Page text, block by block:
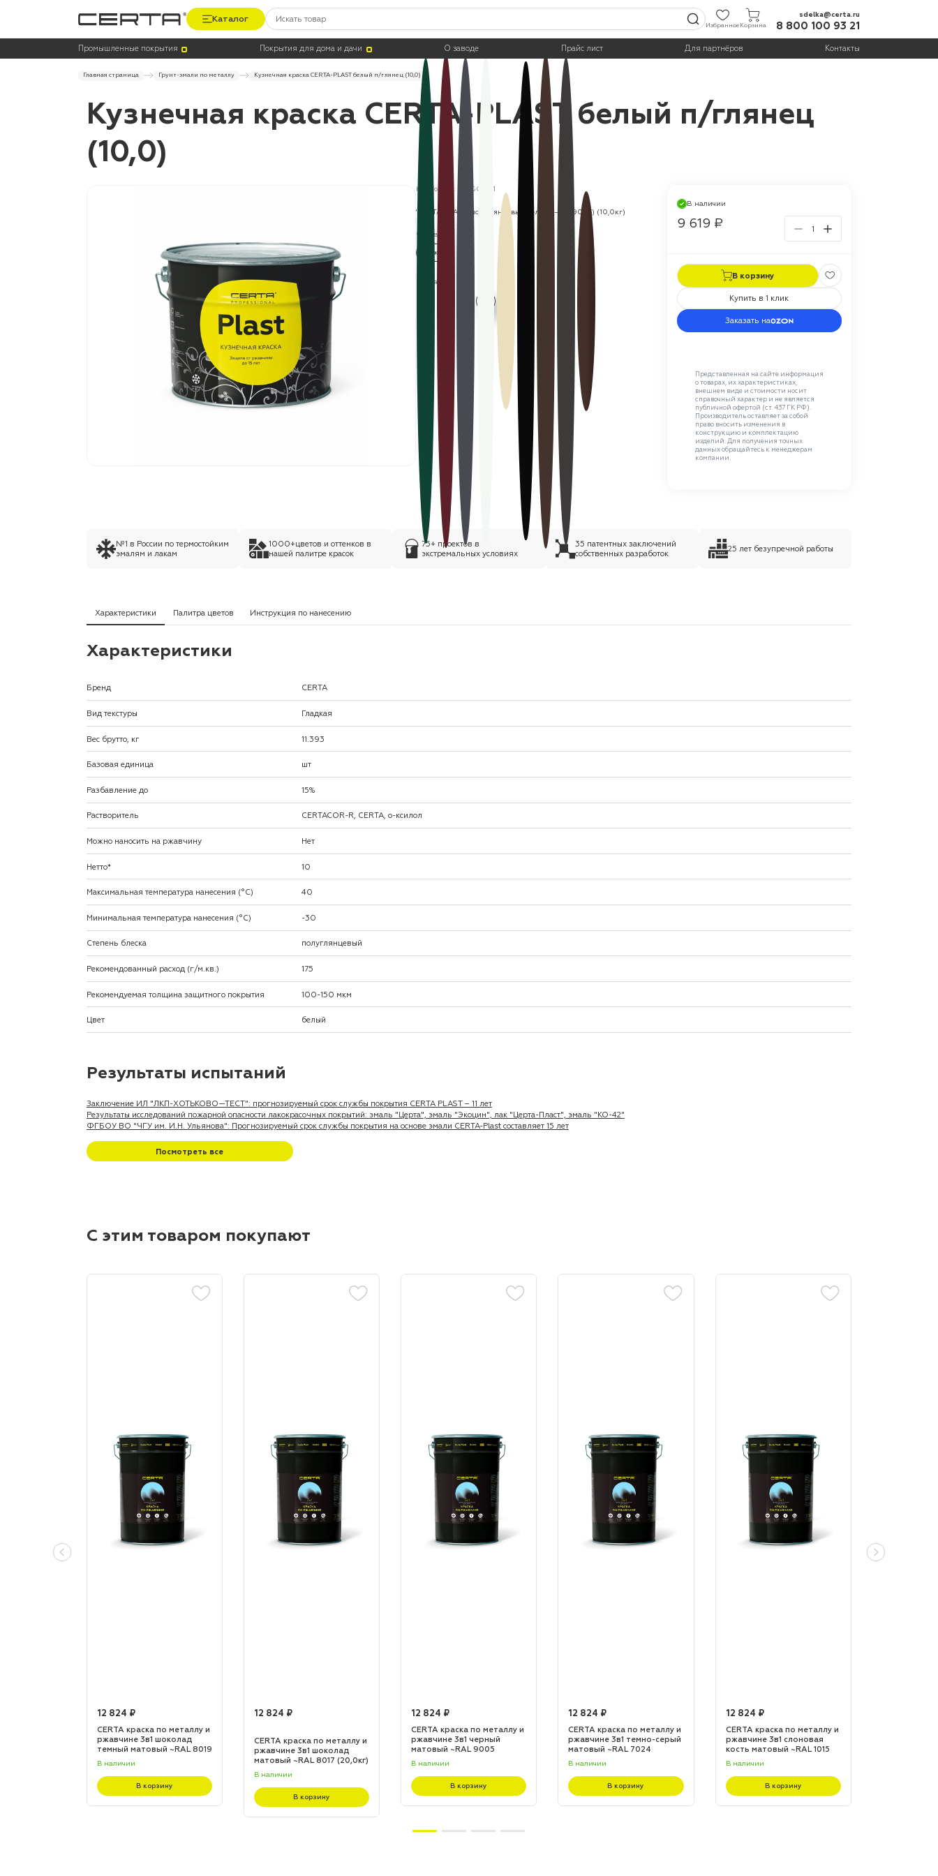
Каталог
ИзбранноеКорзина
sdelka@certa.ru
8 800 100 93 21
Промышленные покрытия Покрытия для дома и дачи О заводе Прайс лист Для партнёров Контакты
Главная страница Грунт-эмали по металлу Кузнечная краска CERTA-PLAST белый п/глянец (10,0)
Кузнечная краска CERTA-PLAST белый п/глянец
(10,0)
Код товара: PLPG0001
"CERTA-PLAST" полуглянцевый белый (~RAL9003) (10,0кг)
Фасовка:
10 кг
Цвета:
В наличии
9 619 ₽
В корзину
Купить в 1 клик
Заказать на
Представленная на сайте информация
о товарах, их характеристиках,
внешнем виде и стоимости носит
справочный характер и не является
публичной офертой (ст. 437 ГК РФ).
Производитель оставляет за собой
право вносить изменения в
конструкцию и комплектацию
изделий. Для получения точных
данных обращайтесь к менеджерам
компании.
№1 в России по термостойким
эмалям и лакам
1000+цветов и оттенков в
нашей палитре красок
75+ проектов в
экстремальных условиях
35 патентных заключений
собственных разработок
25 лет безупречной работы
Характеристики Палитра цветов Инструкция по нанесению
Характеристики
Бренд CERTA
Вид текстуры Гладкая
Вес брутто, кг 11.393
Базовая единица шт
Разбавление до 15%
Растворитель CERTACOR-R, CERTA, о-ксилол
Можно наносить на ржавчину Нет
Нетто* 10
Максимальная температура нанесения (°С) 40
Минимальная температура нанесения (°С) -30
Степень блеска полуглянцевый
Рекомендованный расход (г/м.кв.) 175
Рекомендуемая толщина защитного покрытия 100-150 мкм
Цвет белый
Результаты испытаний
Заключение ИЛ "ЛКП-ХОТЬКОВО—ТЕСТ": прогнозируемый срок службы покрытия CERTA PLAST – 11 лет
Результаты исследований пожарной опасности лакокрасочных покрытий: эмаль "Церта", эмаль "Экоцин", лак "Церта-Пласт", эмаль "КО-42"
ФГБОУ ВО "ЧГУ им. И.Н. Ульянова": Прогнозируемый срок службы покрытия на основе эмали CERTA-Plast составляет 15 лет
Посмотреть все
С этим товаром покупают
12 824 ₽
CERTA краска по металлу и
ржавчине 3в1 шоколад
темный матовый ~RAL 8019
В наличии
В корзину
12 824 ₽
CERTA краска по металлу и
ржавчине 3в1 шоколад
матовый ~RAL 8017 (20,0кг)
В наличии
В корзину
12 824 ₽
CERTA краска по металлу и
ржавчине 3в1 черный
матовый ~RAL 9005
В наличии
В корзину
12 824 ₽
CERTA краска по металлу и
ржавчине 3в1 темно-серый
матовый ~RAL 7024
В наличии
В корзину
12 824 ₽
CERTA краска по металлу и
ржавчине 3в1 слоновая
кость матовый ~RAL 1015
В наличии
В корзину